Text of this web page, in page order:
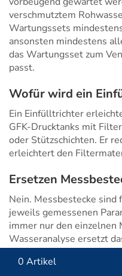
verschmutztem
Wartungssets
ansonsten mindestens
das Wartungsset zum
passt.
Wofür wird ein
Ein Einfülltrichter
GFK-Drucktanks mit
oder Stützschichten. Er
erleichtert den
Ersetzen
Nein. Messbestecke sind
jeweils gemessenen
immer nur den einzelnen
Wasseranalyse ersetzt
Wasserwerte für einen
aufgeführt werden. Bei
0 Artikel